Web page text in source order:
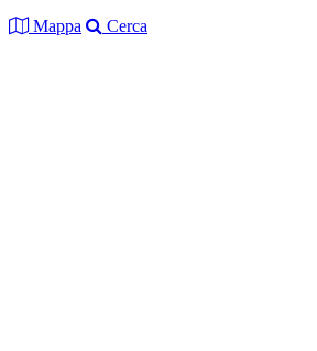
Mappa
Cerca